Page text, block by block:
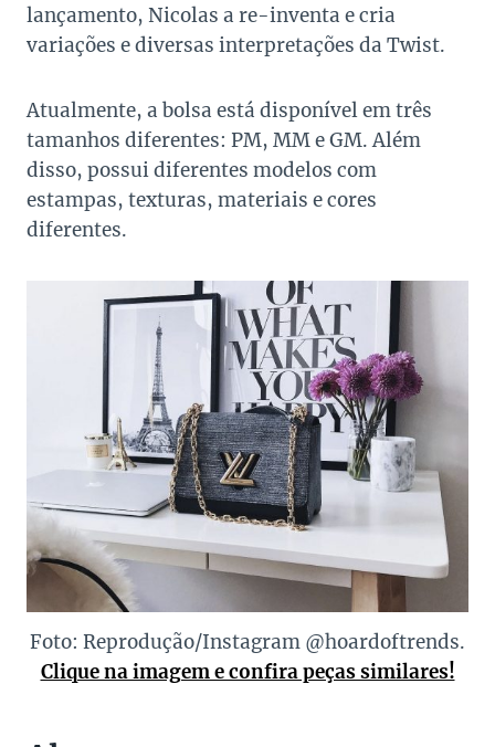
lançamento, Nicolas a re-inventa e cria
variações e diversas interpretações da Twist.
Atualmente, a bolsa está disponível em três
tamanhos diferentes: PM, MM e GM. Além
disso, possui diferentes modelos com
estampas, texturas, materiais e cores
diferentes.
Foto: Reprodução/Instagram @hoardoftrends.
Clique na imagem e confira peças similares!